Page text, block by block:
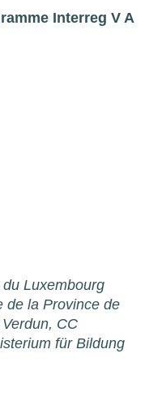
Interreg V A
Luxembourg
de la Province de
CC
für Bildung